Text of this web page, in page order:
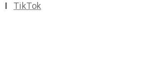
I TikTok